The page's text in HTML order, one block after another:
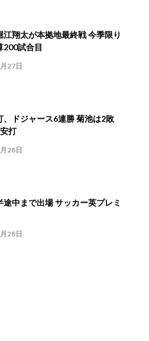
江翔太が本拠地最終戦 今季限り
200試合目
27日
、ドジャース6連勝 菊池は2敗
打
28日
途中まで出場 サッカー英プレミ
28日